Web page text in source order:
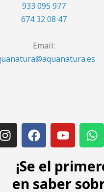
933 095 977
674 32 08 47
Email:
¡Se el
en saber